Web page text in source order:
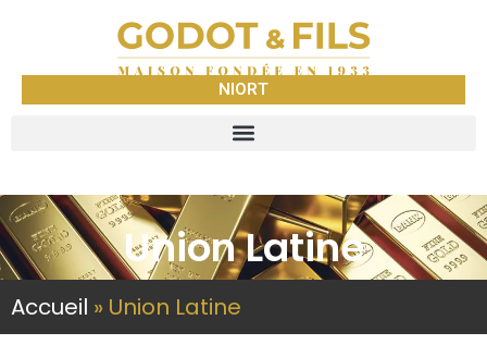
NIORT
Union Latine
Accueil » Union Latine